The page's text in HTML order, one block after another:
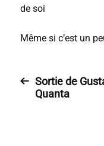
de soi
Même si c’est un
Sortie de
Quanta